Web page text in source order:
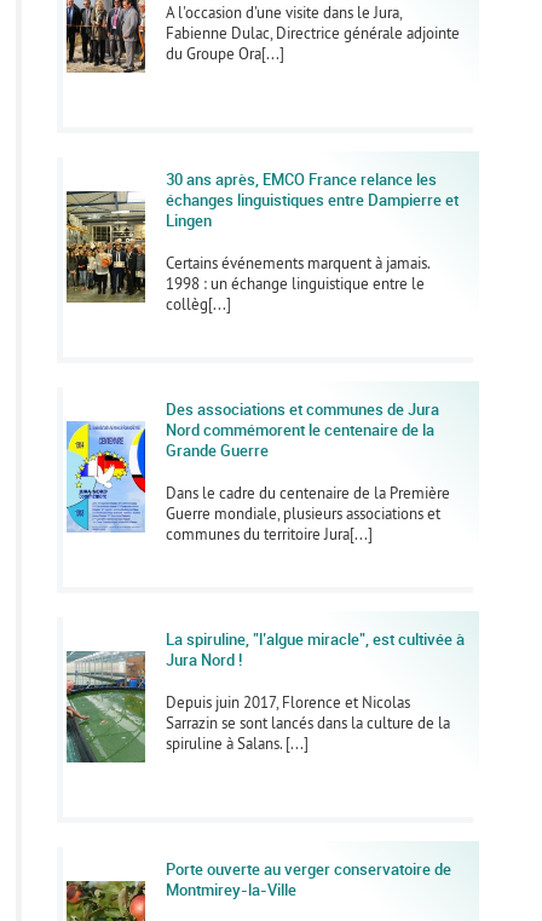
A l'occasion d'une visite dans le Jura,
Fabienne Dulac, Directrice générale adjointe
du Groupe Ora[...]
30 ans après, EMCO France relance les
échanges linguistiques entre Dampierre et
Lingen
Certains événements marquent à jamais.
1998 : un échange linguistique entre le
collèg[...]
Des associations et communes de Jura
Nord commémorent le centenaire de la
Grande Guerre
Dans le cadre du centenaire de la Première
Guerre mondiale, plusieurs associations et
communes du territoire Jura[...]
La spiruline, "l’algue miracle", est cultivée à
Jura Nord !
Depuis juin 2017, Florence et Nicolas
Sarrazin se sont lancés dans la culture de la
spiruline à Salans. [...]
Porte ouverte au verger conservatoire de
Montmirey-la-Ville